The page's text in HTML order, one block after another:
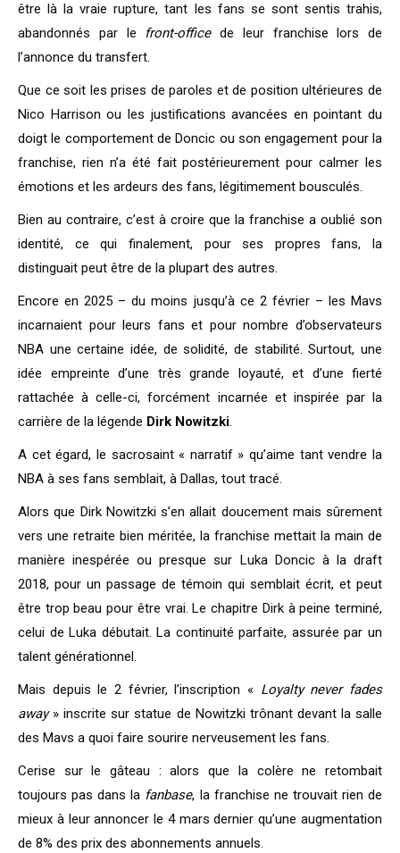
être là la vraie rupture, tant les fans se sont sentis trahis,
abandonnés par le front-office de leur franchise lors de
l’annonce du transfert.
Que ce soit les prises de paroles et de position ultérieures de
Nico Harrison ou les justifications avancées en pointant du
doigt le comportement de Doncic ou son engagement pour la
franchise, rien n’a été fait postérieurement pour calmer les
émotions et les ardeurs des fans, légitimement bousculés.
Bien au contraire, c’est à croire que la franchise a oublié son
identité, ce qui finalement, pour ses propres fans, la
distinguait peut être de la plupart des autres.
Encore en 2025 – du moins jusqu’à ce 2 février – les Mavs
incarnaient pour leurs fans et pour nombre d’observateurs
NBA une certaine idée, de solidité, de stabilité. Surtout, une
idée empreinte d’une très grande loyauté, et d’une fierté
rattachée à celle-ci, forcément incarnée et inspirée par la
carrière de la légende Dirk Nowitzki.
A cet égard, le sacrosaint « narratif » qu’aime tant vendre la
NBA à ses fans semblait, à Dallas, tout tracé.
Alors que Dirk Nowitzki s’en allait doucement mais sûrement
vers une retraite bien méritée, la franchise mettait la main de
manière inespérée ou presque sur Luka Doncic à la draft
2018, pour un passage de témoin qui semblait écrit, et peut
être trop beau pour être vrai. Le chapitre Dirk à peine terminé,
celui de Luka débutait. La continuité parfaite, assurée par un
talent générationnel.
Mais depuis le 2 février, l’inscription « Loyalty never fades
away» inscrite sur statue de Nowitzki trônant devant la salle
des Mavs a quoi faire sourire nerveusement les fans.
Cerise sur le gâteau : alors que la colère ne retombait
toujours pas dans la fanbase, la franchise ne trouvait rien de
mieux à leur annoncer le 4 mars dernier qu’une augmentation
de 8% des prix des abonnements annuels.